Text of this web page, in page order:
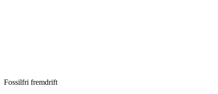
Fossilfri fremdrift